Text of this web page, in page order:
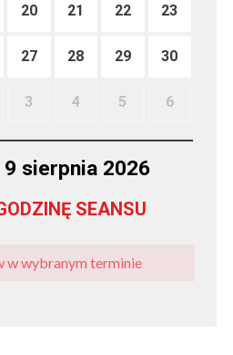
20 21 22 23
27 28 29 30
3 4 5 6
sierpnia 2026
SEANSU
w wybranym terminie